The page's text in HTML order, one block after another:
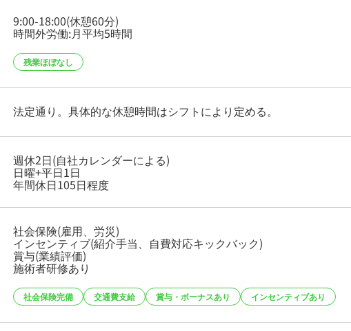
9:00-18:00(休憩60分)
時間外労働:月平均5時間
残業ほぼなし
法定通り。具体的な休憩時間はシフトにより定める。
週休2日(自社カレンダーによる)
日曜+平日1日
年間休日105日程度
社会保険(雇用、労災)
インセンティブ(紹介手当、自費対応キックバック)
賞与(業績評価)
施術者研修あり
社会保険完備 交通費支給 賞与・ボーナスあり インセンティブあり